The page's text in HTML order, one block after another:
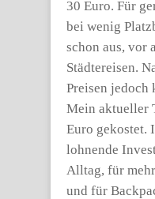
30 Euro. Für
bei wenig
schon aus, vor
Städtereisen.
Preisen jedoch
Mein aktueller
Euro gekostet.
lohnende
Alltag, für
und für